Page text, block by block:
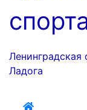
Ленинградская
Ладога